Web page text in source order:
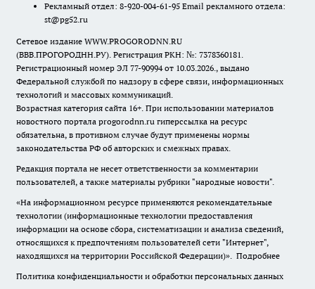
Рекламный отдел: 8-920-004-61-95 Email рекламного отдела:
st@pg52.ru
Сетевое издание WWW.PROGORODNN.RU
(ВВВ.ПРОГОРОДНН.РУ). Регистрация РКН: №: 7378360181.
Регистрационный номер ЭЛ 77-90994 от 10.03.2026., выдано
Федеральной службой по надзору в сфере связи, информационных
технологий и массовых коммуникаций.
Возрастная категория сайта 16+. При использовании материалов
новостного портала progorodnn.ru гиперссылка на ресурс
обязательна, в противном случае будут применены нормы
законодательства РФ об авторских и смежных правах.
Редакция портала не несет ответственности за комментарии
пользователей, а также материалы рубрики "народные новости".
«На информационном ресурсе применяются рекомендательные
технологии (информационные технологии предоставления
информации на основе сбора, систематизации и анализа сведений,
относящихся к предпочтениям пользователей сети "Интернет",
находящихся на территории Российской Федерации)». Подробнее
Политика конфиденциальности и обработки персональных данных